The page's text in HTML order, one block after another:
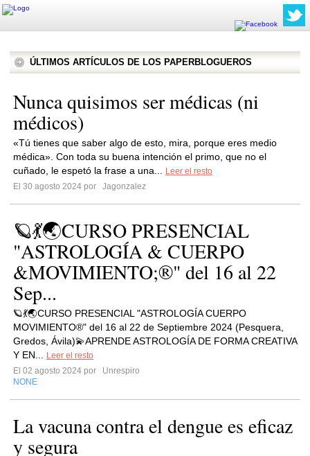
ÚLTIMOS ARTÍCULOS DE LOS PAPERBLOGUEROS
Nunca quisimos ser médicas (ni
médicos)
«Tú tienes que saber algo de esto, mira, porque eres medio
médica». Con toda su buena intención el primo, que no el
cuñado, le espetó la frase a una...
Leer el resto
El 30 agosto 2024 por
Jagonzalez
🪐💃🌏CURSO PRESENCIAL
"ASTROLOGÍA & CUERPO
&MOVIMIENTO;®" del 16 al 22
Sep...
🪐💃🌏CURSO PRESENCIAL "ASTROLOGÍA CUERPO
MOVIMIENTO®" del 16 al 22 de Septiembre 2024 (Pesquera,
Gredos, Ávila)💫APRENDE ASTROLOGÍA DE FORMA CREATIVA
Y EN...
Leer el resto
El 02 agosto 2024 por
Unrespiro
NONE
La vacuna contra el dengue es eficaz
y segura